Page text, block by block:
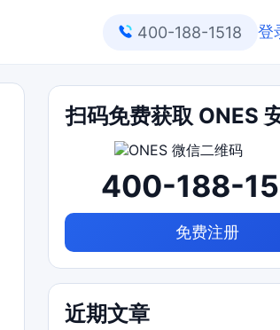
400-188-1518 登
扫码免费获取 ONES
400-188-
免费注册
近期文章